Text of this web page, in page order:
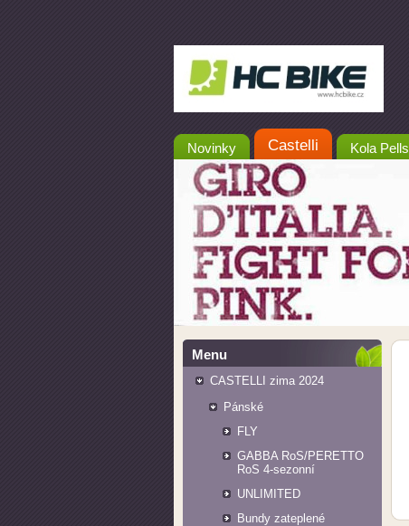
Novinky Castelli Kola Pells
Menu
CASTELLI zima 2024
Pánské
FLY
GABBA RoS/PERETTO
RoS 4-sezonní
UNLIMITED
Bundy zateplené